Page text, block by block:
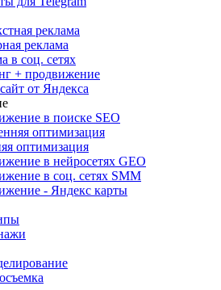
реклама
реклама
в соц. сетях
+ продвижение
от Яндекса
в поиске SEO
оптимизация
оптимизация
в нейросетях GEO
в соц. сетях SMM
- Яндекс карты